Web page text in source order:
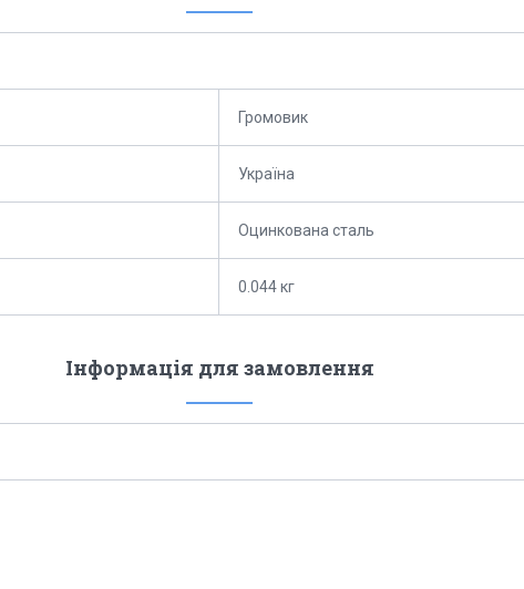
Громовик
Україна
Оцинкована сталь
0.044 кг
Інформація для замовлення